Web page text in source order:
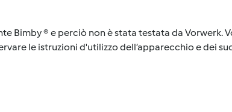
Bimby ® e perciò non è stata testata da Vorwerk.
le istruzioni d'utilizzo dell’apparecchio e dei